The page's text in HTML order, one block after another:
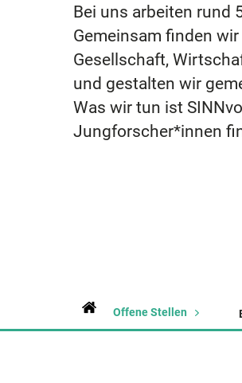
Bei uns arbeiten rund
Gemeinsam finden
Gesellschaft,
und gestalten wir
Was wir tun ist
Jungforscher*innen
Offene Stellen